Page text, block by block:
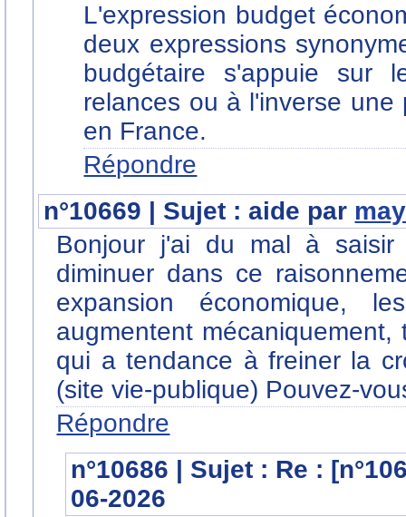
L'expression budget
deux expressions
budgétaire s'appuie sur
relances ou à l'inverse
en France.
Répondre
n°10669 | Sujet : aide par
Bonjour j'ai du mal à
diminuer dans ce
expansion économique,
augmentent
qui a tendance à freiner la
(site vie-publique) Pouvez-
Répondre
n°10686 | Sujet : Re :
06-2026